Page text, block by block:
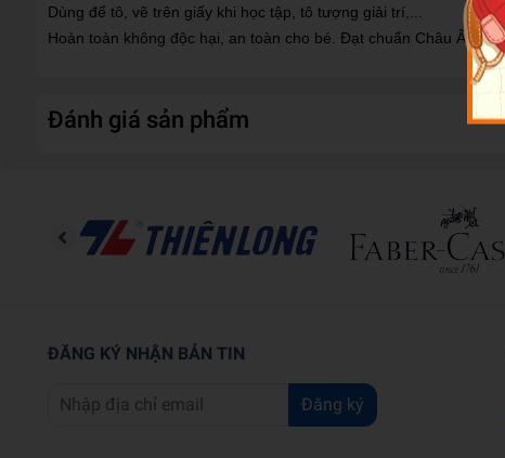
Dùng để tô, vẽ trên giấy khi học tập, tô tượng giải trí,...
Hoàn toàn không độc hại, an toàn cho bé. Đạt chuẩn Châu Âu
Đánh giá sản phẩm
ĐĂNG KÝ NHẬN BẢN TIN
Đăng ký